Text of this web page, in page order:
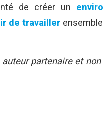
de créer un
de travailler
partenaire et